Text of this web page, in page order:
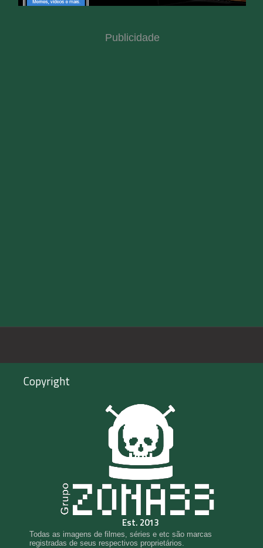
Publicidade
Copyright
Est. 2013
Todas as imagens de filmes, séries e etc são marcas
registradas de seus respectivos proprietários.